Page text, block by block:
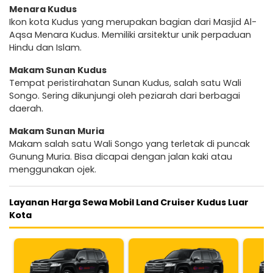
Menara Kudus
Ikon kota Kudus yang merupakan bagian dari Masjid Al-
Aqsa Menara Kudus. Memiliki arsitektur unik perpaduan
Hindu dan Islam.
Makam Sunan Kudus
Tempat peristirahatan Sunan Kudus, salah satu Wali
Songo. Sering dikunjungi oleh peziarah dari berbagai
daerah.
Makam Sunan Muria
Makam salah satu Wali Songo yang terletak di puncak
Gunung Muria. Bisa dicapai dengan jalan kaki atau
menggunakan ojek.
Layanan Harga Sewa Mobil Land Cruiser Kudus Luar
Kota